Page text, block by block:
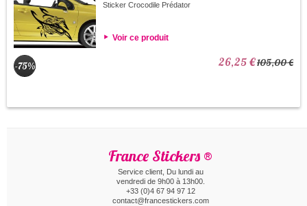
Sticker Crocodile Prédator
Voir ce produit
-75% 26,25 €105,00 €
France Stickers ®
Service client, Du lundi au
vendredi de 9h00 à 13h00.
+33 (0)4 67 94 97 12
contact@francestickers.com